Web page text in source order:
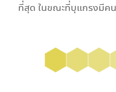
ที่สุด ในขณะที่บุแกรงมีค